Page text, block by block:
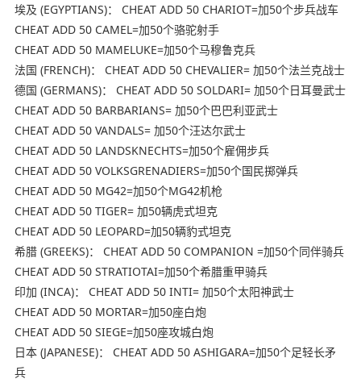
埃及 (EGYPTIANS)： CHEAT ADD 50 CHARIOT=加50个步兵战车
CHEAT ADD 50 CAMEL=加50个骆驼射手
CHEAT ADD 50 MAMELUKE=加50个马穆鲁克兵
法国 (FRENCH)： CHEAT ADD 50 CHEVALIER= 加50个法兰克战士
德国 (GERMANS)： CHEAT ADD 50 SOLDARI= 加50个日耳曼武士
CHEAT ADD 50 BARBARIANS= 加50个巴巴利亚武士
CHEAT ADD 50 VANDALS= 加50个汪达尔武士
CHEAT ADD 50 LANDSKNECHTS=加50个雇佣步兵
CHEAT ADD 50 VOLKSGRENADIERS=加50个国民掷弹兵
CHEAT ADD 50 MG42=加50个MG42机枪
CHEAT ADD 50 TIGER= 加50辆虎式坦克
CHEAT ADD 50 LEOPARD=加50辆豹式坦克
希腊 (GREEKS)： CHEAT ADD 50 COMPANION =加50个同伴骑兵
CHEAT ADD 50 STRATIOTAI=加50个希腊重甲骑兵
印加 (INCA)： CHEAT ADD 50 INTI= 加50个太阳神武士
CHEAT ADD 50 MORTAR=加50座白炮
CHEAT ADD 50 SIEGE=加50座攻城白炮
日本 (JAPANESE)： CHEAT ADD 50 ASHIGARA=加50个足轻长矛
兵